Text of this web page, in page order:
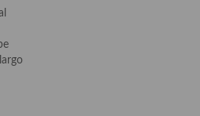
pizzas, quiches y demás